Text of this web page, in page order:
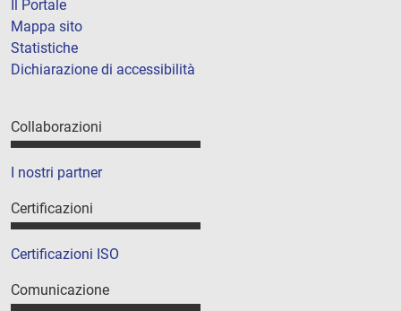
Il Portale
Mappa sito
Statistiche
Dichiarazione di accessibilità
Collaborazioni
I nostri partner
Certificazioni
Certificazioni ISO
Comunicazione